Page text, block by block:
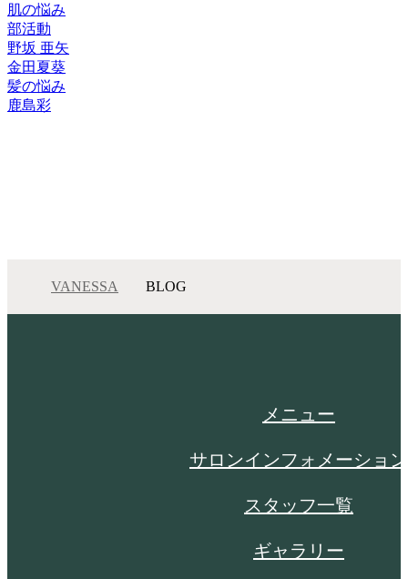
肌の悩み
部活動
野坂 亜矢
金田夏葵
髪の悩み
鹿島彩
VANESSA BLOG
メニュー
サロンインフォメーション
スタッフ一覧
ギャラリー